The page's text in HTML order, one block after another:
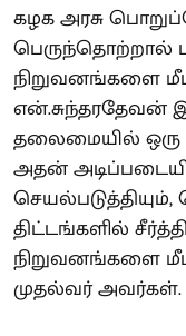
கழக அரசு
பெருந்தொற்றால்
நிறுவனங்களை
என்.சுந்தரதேவன்
தலைமையில் ஒரு
அதன்
திட்டங்களில்
நிறுவனங்களை
முதல்வர் அவர்கள்.